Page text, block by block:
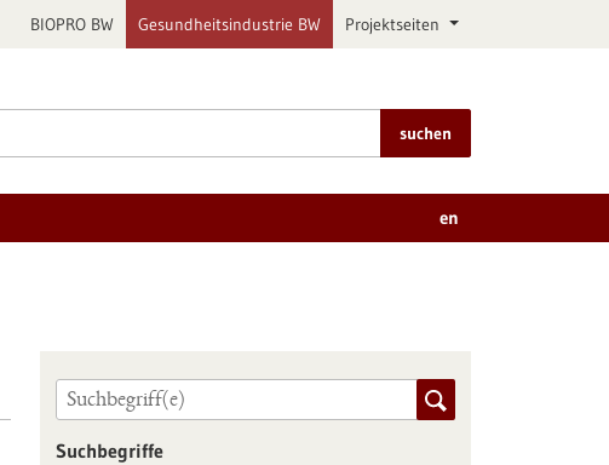
BIOPRO BW Gesundheitsindustrie BW Projektseiten
suchen
en
Suchbegriffe